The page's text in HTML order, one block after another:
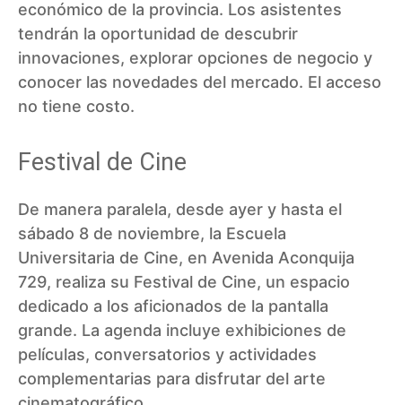
económico de la provincia. Los asistentes
tendrán la oportunidad de descubrir
innovaciones, explorar opciones de negocio y
conocer las novedades del mercado. El acceso
no tiene costo.
Festival de Cine
De manera paralela, desde ayer y hasta el
sábado 8 de noviembre, la Escuela
Universitaria de Cine, en Avenida Aconquija
729, realiza su Festival de Cine, un espacio
dedicado a los aficionados de la pantalla
grande. La agenda incluye exhibiciones de
películas, conversatorios y actividades
complementarias para disfrutar del arte